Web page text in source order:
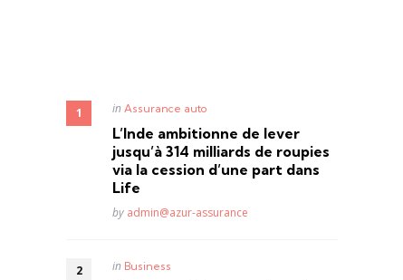
Posted
in Assurance auto
L’Inde ambitionne de lever
jusqu’à 314 milliards de roupies
via la cession d’une part dans
Life
Posted
by admin@azur-assurance
Posted
in Business